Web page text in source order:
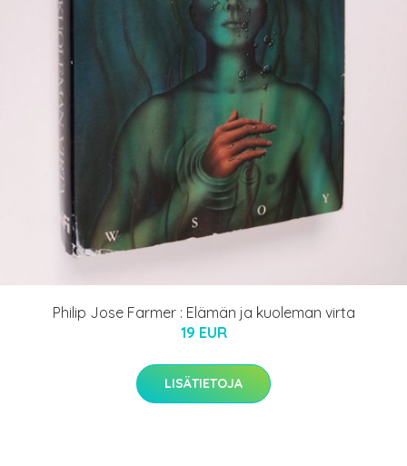
Philip Jose Farmer : Elämän ja kuoleman virta
19 EUR
LISÄTIETOJA